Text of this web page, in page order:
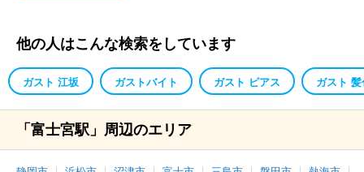
他の人はこんな検索をしています
ガスト 江坂 ガストバイト ガスト ピアス ガスト
「富士宮駅」周辺のエリア